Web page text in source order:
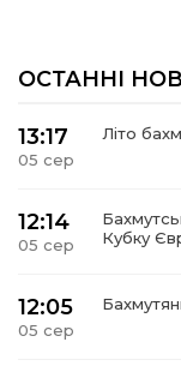
ОСТАННІ
13:17
05 сер
Літо
12:14
05 сер
Кубку
12:05
05 сер